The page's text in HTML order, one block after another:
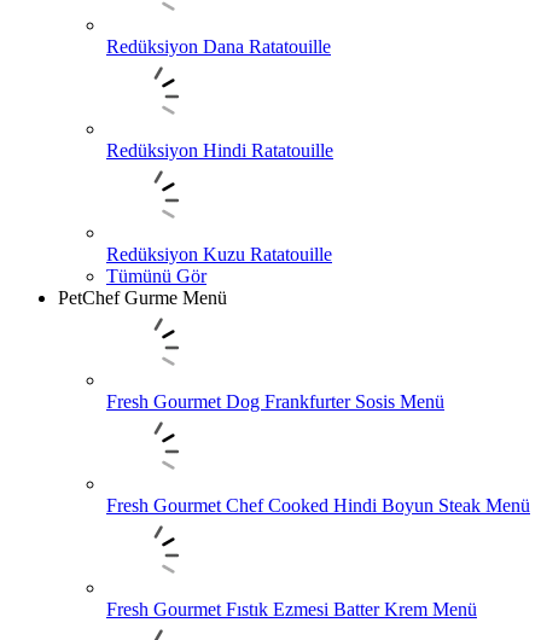
Redüksiyon Dana Ratatouille
Redüksiyon Hindi Ratatouille
Redüksiyon Kuzu Ratatouille
Tümünü Gör
PetChef Gurme Menü
Fresh Gourmet Dog Frankfurter Sosis Menü
Fresh Gourmet Chef Cooked Hindi Boyun Steak Menü
Fresh Gourmet Fıstık Ezmesi Batter Krem Menü